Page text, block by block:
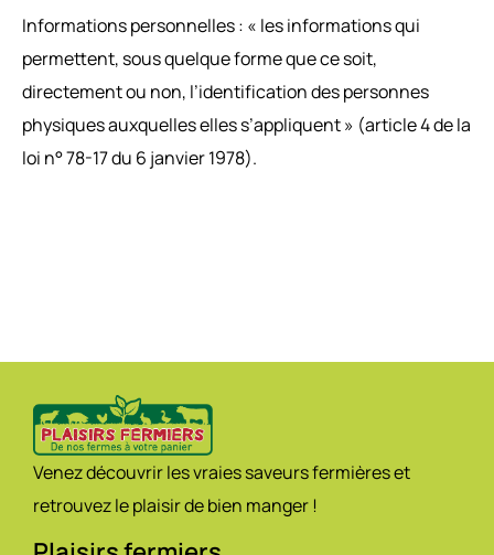
Informations personnelles : « les informations qui
permettent, sous quelque forme que ce soit,
directement ou non, l’identification des personnes
physiques auxquelles elles s’appliquent » (article 4 de la
loi n° 78-17 du 6 janvier 1978).
Venez découvrir les vraies saveurs fermières et
retrouvez le plaisir de bien manger !